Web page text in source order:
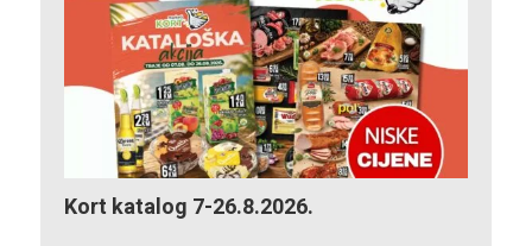
Kort katalog 7-26.8.2026.